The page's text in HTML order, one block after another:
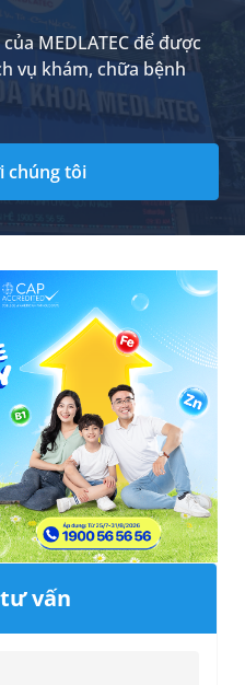
MEDLATEC để được
vụ khám, chữa bệnh
chúng tôi
vấn